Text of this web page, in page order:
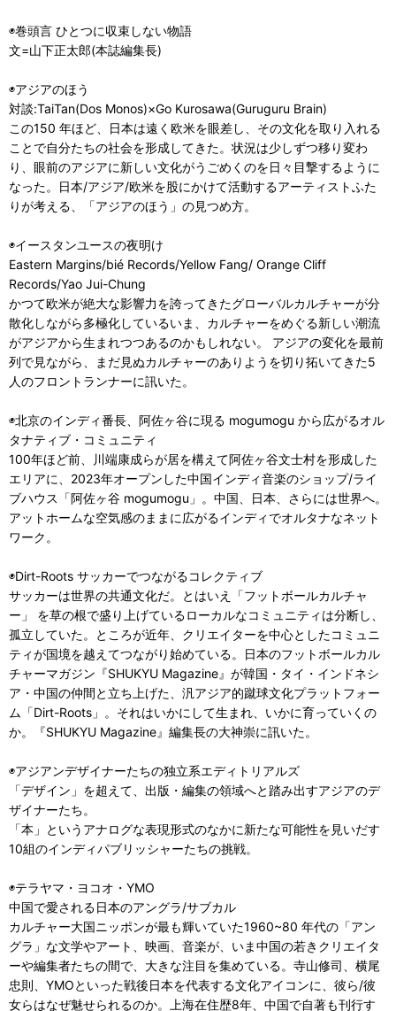
◉巻頭言 ひとつに収束しない物語
文=山下正太郎(本誌編集長)
◉アジアのほう
対談:TaiTan(Dos Monos)×Go Kurosawa(Guruguru Brain)
この150 年ほど、日本は遠く欧米を眼差し、その文化を取り入れる
ことで自分たちの社会を形成してきた。状況は少しずつ移り変わ
り、眼前のアジアに新しい文化がうごめくのを日々目撃するように
なった。日本/アジア/欧米を股にかけて活動するアーティストふた
りが考える、「アジアのほう」の見つめ方。
◉イースタンユースの夜明け
Eastern Margins/bié Records/Yellow Fang/ Orange Cliff
Records/Yao Jui-Chung
かつて欧米が絶大な影響力を誇ってきたグローバルカルチャーが分
散化しながら多極化しているいま、カルチャーをめぐる新しい潮流
がアジアから生まれつつあるのかもしれない。 アジアの変化を最前
列で見ながら、まだ見ぬカルチャーのありようを切り拓いてきた5
人のフロントランナーに訊いた。
◉北京のインディ番長、阿佐ヶ谷に現る mogumogu から広がるオル
タナティブ・コミュニティ
100年ほど前、川端康成らが居を構えて阿佐ヶ谷文士村を形成した
エリアに、2023年オープンした中国インディ音楽のショップ/ライ
ブハウス「阿佐ヶ谷 mogumogu」。中国、日本、さらには世界へ。
アットホームな空気感のままに広がるインディでオルタナなネット
ワーク。
◉Dirt-Roots サッカーでつながるコレクティブ
サッカーは世界の共通文化だ。とはいえ「フットボールカルチャ
ー」 を草の根で盛り上げているローカルなコミュニティは分断し、
孤立していた。ところが近年、クリエイターを中心としたコミュニ
ティが国境を越えてつながり始めている。日本のフットボールカル
チャーマガジン『SHUKYU Magazine』が韓国・タイ・インドネシ
ア・中国の仲間と立ち上げた、汎アジア的蹴球文化プラットフォー
ム「Dirt-Roots」。それはいかにして生まれ、いかに育っていくの
か。『SHUKYU Magazine』編集長の大神崇に訊いた。
◉アジアンデザイナーたちの独立系エディトリアルズ
「デザイン」を超えて、出版・編集の領域へと踏み出すアジアのデ
ザイナーたち。
「本」というアナログな表現形式のなかに新たな可能性を見いだす
10組のインディパブリッシャーたちの挑戦。
◉テラヤマ・ヨコオ・YMO
中国で愛される日本のアングラ/サブカル
カルチャー大国ニッポンが最も輝いていた1960~80 年代の「アン
グラ」な文学やアート、映画、音楽が、いま中国の若きクリエイタ
ーや編集者たちの間で、大きな注目を集めている。寺山修司、横尾
忠則、YMOといった戦後日本を代表する文化アイコンに、彼ら/彼
女らはなぜ魅せられるのか。上海在住歴8年、中国で自著も刊行す